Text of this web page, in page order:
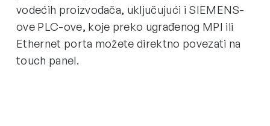
vodećih proizvođača, uključujući i SIEMENS-
ove PLC-ove, koje preko ugrađenog MPI ili
Ethernet porta možete direktno povezati na
touch panel.